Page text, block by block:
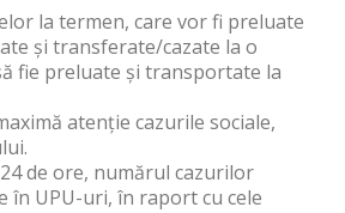
la termen, care vor fi preluate
și transferate/cazate la o
fie preluate și transportate la
atenție cazurile sociale,
de ore, numărul cazurilor
în UPU-uri, în raport cu cele